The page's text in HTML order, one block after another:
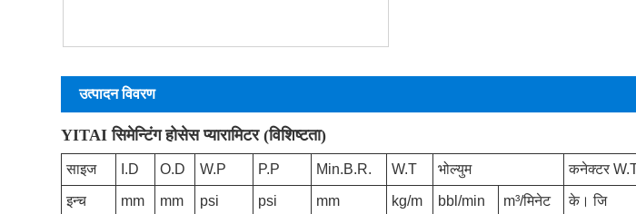
उत्पादन विवरण
YITAI सिमेन्टिंग होसेस प्यारामिटर (विशिष्टता)
साइज I.D O.D W.P P.P Min.B.R. W.T भोल्युम कनेक्टर
इन्च mm mm psi psi mm kg/m bbl/min m³/मिनेट के। जि